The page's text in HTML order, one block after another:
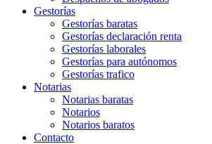
Gestorías
Gestorías baratas
Gestorías declaración renta
Gestorías laborales
Gestorías para autónomos
Gestorías trafico
Notarias
Notarias baratas
Notarios
Notarios baratos
Contacto